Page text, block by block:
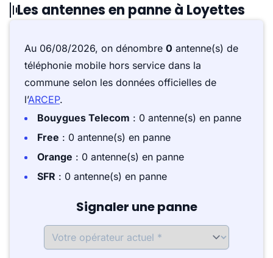
Les antennes en panne à Loyettes
Au 06/08/2026, on dénombre 0 antenne(s) de
téléphonie mobile hors service dans la
commune selon les données officielles de
l’ARCEP.
Bouygues Telecom : 0 antenne(s) en panne
Free : 0 antenne(s) en panne
Orange : 0 antenne(s) en panne
SFR : 0 antenne(s) en panne
Signaler une panne